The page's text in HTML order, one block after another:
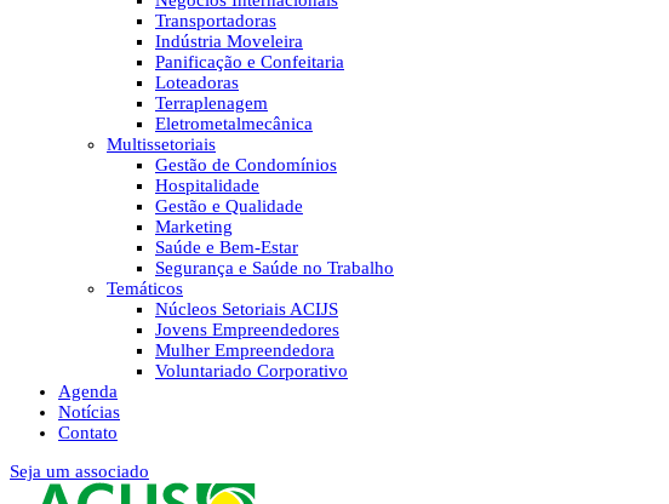
Transportadoras
Indústria Moveleira
Panificação e Confeitaria
Loteadoras
Terraplenagem
Eletrometalmecânica
Multissetoriais
Gestão de Condomínios
Hospitalidade
Gestão e Qualidade
Marketing
Saúde e Bem-Estar
Segurança e Saúde no Trabalho
Temáticos
Núcleos Setoriais ACIJS
Jovens Empreendedores
Mulher Empreendedora
Voluntariado Corporativo
Agenda
Notícias
Contato
Seja um associado